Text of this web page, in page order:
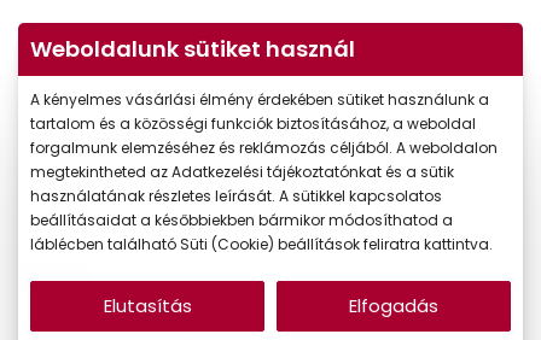
Virtuális próba
-50%
Weboldalunk sütiket használ
A kényelmes vásárlási élmény érdekében sütiket használunk a
tartalom és a közösségi funkciók biztosításához, a weboldal
forgalmunk elemzéséhez és reklámozás céljából. A weboldalon
megtekintheted az Adatkezelési tájékoztatónkat és a sütik
használatának részletes leírását. A sütikkel kapcsolatos
beállításaidat a későbbiekben bármikor módosíthatod a
láblécben található Süti (Cookie) beállítások feliratra kattintva.
Elutasítás Elfogadás